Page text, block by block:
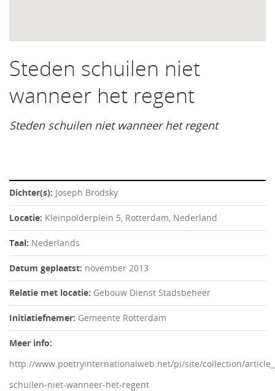
Steden schuilen niet
wanneer het regent
Steden schuilen niet wanneer het regent
Dichter(s): Joseph Brodsky
Locatie: Kleinpolderplein 5, Rotterdam, Nederland
Taal: Nederlands
Datum geplaatst: november 2013
Relatie met locatie: Gebouw Dienst Stadsbeheer
Initiatiefnemer: Gemeente Rotterdam
Meer info:
http://www.poetryinternationalweb.net/pi/site/collection/
schuilen-niet-wanneer-het-regent